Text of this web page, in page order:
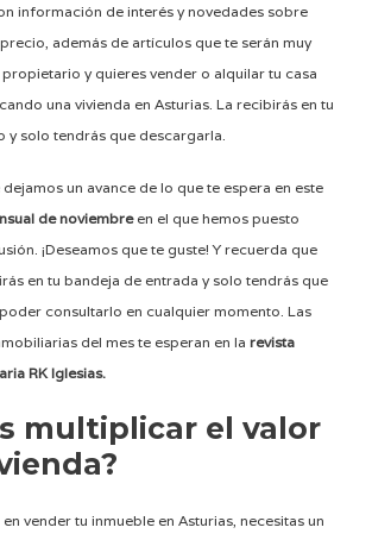
información de interés y novedades sobre
además de artículos que te serán muy
y quieres vender o alquilar tu casa
una vivienda en Asturias. La recibirás en tu
solo tendrás que descargarla.
un avance de lo que te espera en este
de noviembreen el que hemos puesto
¡Deseamos que te guste! Y recuerda que
en tu bandeja de entrada y solo tendrás que
consultarlo en cualquier momento. Las
del mes te esperan en la revista
RK Iglesias.
multiplicar el valor
vender tu inmueble en Asturias, necesitas un